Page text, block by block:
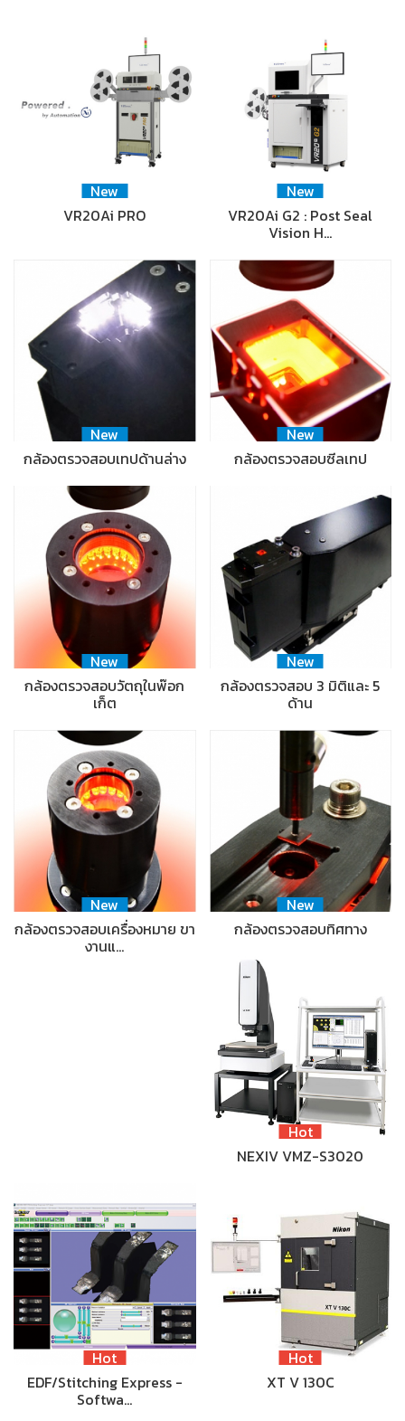
New
VR20Ai PRO
New
VR20Ai G2 : Post Seal
Vision H…
New
กล้องตรวจสอบเทปด้านล่าง
New
กล้องตรวจสอบซีลเทป
New
กล้องตรวจสอบวัตถุในพ๊อก
เก็ต
New
กล้องตรวจสอบ 3 มิติและ 5
ด้าน
New
กล้องตรวจสอบเครื่องหมาย ขา
งานแ…
New
กล้องตรวจสอบทิศทาง
Hot
NEXIV VMZ-S3020
Hot
EDF/Stitching Express -
Softwa…
Hot
XT V 130C